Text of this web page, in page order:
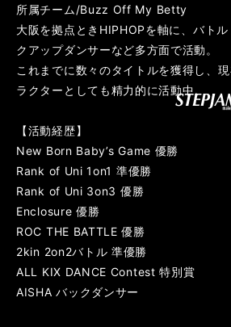
所属チーム/Buzz Off My Betty
大阪を拠点ときHIPHOPを軸に、バト
クアップダンサーなど多方面で活動。
これまでに数々のタイトルを獲得し、
ラクターとしても精力的に活動中。
【活動経歴】
New Born Baby’s Game 優勝
Rank of Uni 1on1 準優勝
Rank of Uni 3on3 優勝
Enclosure 優勝
ROC THE BATTLE 優勝
2kin 2on2バトル 準優勝
ALL KIX DANCE Contest 特別賞
AISHA バックダンサー